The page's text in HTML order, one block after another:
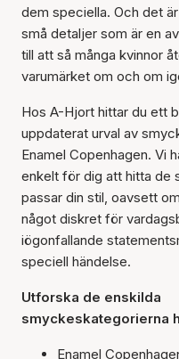
dem speciella. Och det
små detaljer som är en
till att så många kvinnor
varumärket om och om
Hos A-Hjort hittar du ett
uppdaterat urval av
Enamel Copenhagen. Vi
enkelt för dig att hitta de
passar din stil, oavsett
något diskret för
iögonfallande
speciell händelse.
Utforska de enskilda
smyckeskategorierna
Enamel